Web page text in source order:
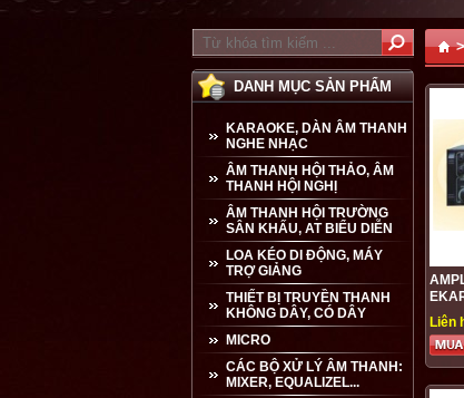
PHỤC VỤ
DANH MỤC SẢN PHẨM
KARAOKE, DÀN ÂM THANH
NGHE NHẠC
ÂM THANH HỘI THẢO, ÂM
THANH HỘI NGHỊ
ÂM THANH HỘI TRƯỜNG
SÂN KHẤU, AT BIỂU DIỄN
LOA KÉO DI ĐỘNG, MÁY
TRỢ GIẢNG
THIẾT BỊ TRUYỀN THANH
KHÔNG DÂY, CÓ DÂY
MICRO
CÁC BỘ XỬ LÝ ÂM THANH:
MIXER, EQUALIZEL...
Liên